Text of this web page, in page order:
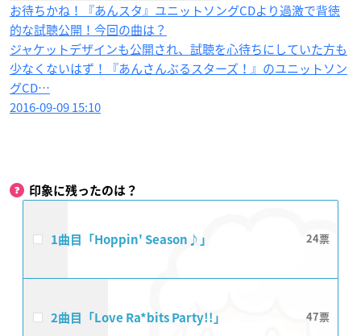
お待ちかね！『あんスタ』ユニットソングCDより過激で背徳
的な試聴公開！今回の曲は？
ジャケットデザインも公開され、試聴を心待ちにしていた方も
少なくないはず！『あんさんぶるスターズ！』のユニットソン
グCD…
2016-09-09 15:10
印象に残ったのは？
1曲目「Hoppin' Season♪」 24
2曲目「Love Ra*bits Party!!」 47